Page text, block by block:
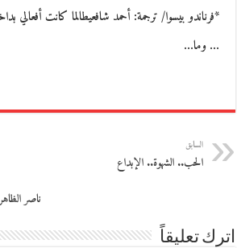
*فرناندو بيسوا/ ترجمة: أحمد شافعيطالما كانت أفعالي
… وما…
السابق
الحب.. الشهوة.. الإبداع
ناصر
اترك تعليقاً